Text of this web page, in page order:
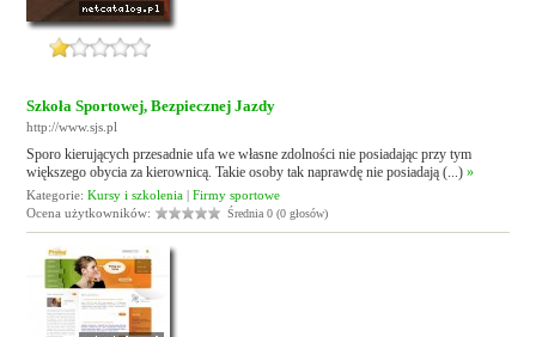
Szkoła Sportowej, Bezpiecznej Jazdy
http://www.sjs.pl
Sporo kierujących przesadnie ufa we własne zdolności nie posiadając przy tym
większego obycia za kierownicą. Takie osoby tak naprawdę nie posiadają (...)»
Kategorie:Kursy i szkolenia |Firmy sportowe
Ocena użytkowników:
Średnia 0 (0 głosów)